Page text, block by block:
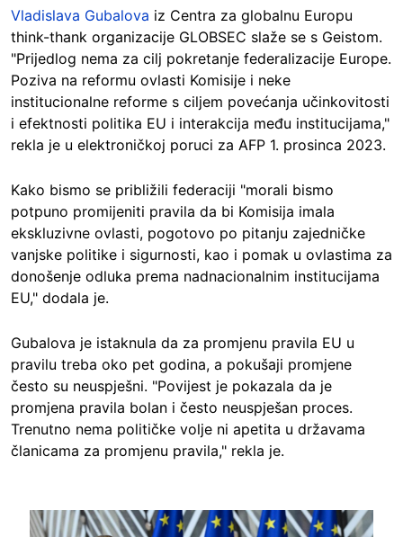
Vladislava Gubalova iz Centra za globalnu Europu
think-thank organizacije GLOBSEC slaže se s Geistom.
"Prijedlog nema za cilj pokretanje federalizacije Europe.
Poziva na reformu ovlasti Komisije i neke
institucionalne reforme s ciljem povećanja učinkovitosti
i efektnosti politika EU i interakcija među institucijama,"
rekla je u elektroničkoj poruci za AFP 1. prosinca 2023.
Kako bismo se približili federaciji "morali bismo
potpuno promijeniti pravila da bi Komisija imala
ekskluzivne ovlasti, pogotovo po pitanju zajedničke
vanjske politike i sigurnosti, kao i pomak u ovlastima za
donošenje odluka prema nadnacionalnim institucijama
EU," dodala je.
Gubalova je istaknula da za promjenu pravila EU u
pravilu treba oko pet godina, a pokušaji promjene
često su neuspješni. "Povijest je pokazala da je
promjena pravila bolan i često neuspješan proces.
Trenutno nema političke volje ni apetita u državama
članicama za promjenu pravila," rekla je.
Image